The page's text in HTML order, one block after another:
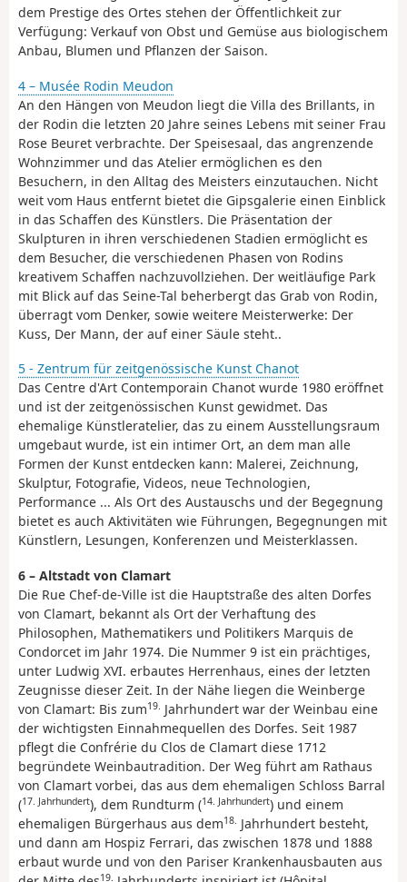
dem Prestige des Ortes stehen der Öffentlichkeit zur
Verfügung: Verkauf von Obst und Gemüse aus biologischem
Anbau, Blumen und Pflanzen der Saison.
4 – Musée Rodin Meudon
An den Hängen von Meudon liegt die Villa des Brillants, in
der Rodin die letzten 20 Jahre seines Lebens mit seiner Frau
Rose Beuret verbrachte. Der Speisesaal, das angrenzende
Wohnzimmer und das Atelier ermöglichen es den
Besuchern, in den Alltag des Meisters einzutauchen. Nicht
weit vom Haus entfernt bietet die Gipsgalerie einen Einblick
in das Schaffen des Künstlers. Die Präsentation der
Skulpturen in ihren verschiedenen Stadien ermöglicht es
dem Besucher, die verschiedenen Phasen von Rodins
kreativem Schaffen nachzuvollziehen. Der weitläufige Park
mit Blick auf das Seine-Tal beherbergt das Grab von Rodin,
überragt vom Denker, sowie weitere Meisterwerke: Der
Kuss, Der Mann, der auf einer Säule steht..
5 - Zentrum für zeitgenössische Kunst Chanot
Das Centre d'Art Contemporain Chanot wurde 1980 eröffnet
und ist der zeitgenössischen Kunst gewidmet. Das
ehemalige Künstleratelier, das zu einem Ausstellungsraum
umgebaut wurde, ist ein intimer Ort, an dem man alle
Formen der Kunst entdecken kann: Malerei, Zeichnung,
Skulptur, Fotografie, Videos, neue Technologien,
Performance ... Als Ort des Austauschs und der Begegnung
bietet es auch Aktivitäten wie Führungen, Begegnungen mit
Künstlern, Lesungen, Konferenzen und Meisterklassen.
6 – Altstadt von Clamart
Die Rue Chef-de-Ville ist die Hauptstraße des alten Dorfes
von Clamart, bekannt als Ort der Verhaftung des
Philosophen, Mathematikers und Politikers Marquis de
Condorcet im Jahr 1974. Die Nummer 9 ist ein prächtiges,
unter Ludwig XVI. erbautes Herrenhaus, eines der letzten
Zeugnisse dieser Zeit. In der Nähe liegen die Weinberge
von Clamart: Bis zum19. Jahrhundert war der Weinbau eine
der wichtigsten Einnahmequellen des Dorfes. Seit 1987
pflegt die Confrérie du Clos de Clamart diese 1712
begründete Weinbautradition. Der Weg führt am Rathaus
von Clamart vorbei, das aus dem ehemaligen Schloss Barral
(17. Jahrhundert), dem Rundturm (14. Jahrhundert) und einem
ehemaligen Bürgerhaus aus dem18. Jahrhundert besteht,
und dann am Hospiz Ferrari, das zwischen 1878 und 1888
erbaut wurde und von den Pariser Krankenhausbauten aus
19.